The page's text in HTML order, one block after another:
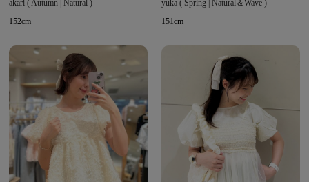
akari ( Autumn | Natural )
152cm
yuka ( Spring | Natural＆Wave )
151cm